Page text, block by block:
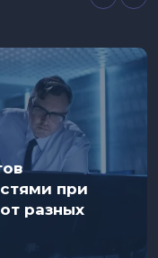
при
разных